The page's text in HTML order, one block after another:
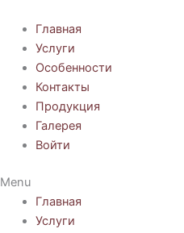
содержимому
Главная
Услуги
Особенности
Контакты
Продукция
Галерея
Войти
Menu
Главная
Услуги